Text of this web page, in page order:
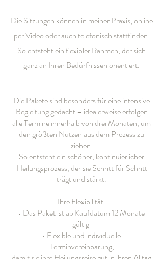
Die Sitzungen können in meiner Praxis, online
per Video oder auch telefonisch stattfinden.
So entsteht ein flexibler Rahmen, der sich
ganz an Ihren Bedürfnissen orientiert.
Die Pakete sind besonders für eine intensive
Begleitung gedacht – idealerweise erfolgen
alle Termine innerhalb von drei Monaten, um
den größten Nutzen aus dem Prozess zu
ziehen.
So entsteht ein schöner, kontinuierlicher
Heilungsprozess, der sie Schritt für Schritt
trägt und stärkt.
Ihre Flexibilität:
• Das Paket ist ab Kaufdatum 12 Monate
gültig
• Flexible und individuelle
Terminvereinbarung,